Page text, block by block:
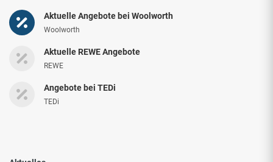
Aktuelle Angebote bei Woolworth
Woolworth
Aktuelle REWE Angebote
REWE
Angebote bei TEDi
TEDi